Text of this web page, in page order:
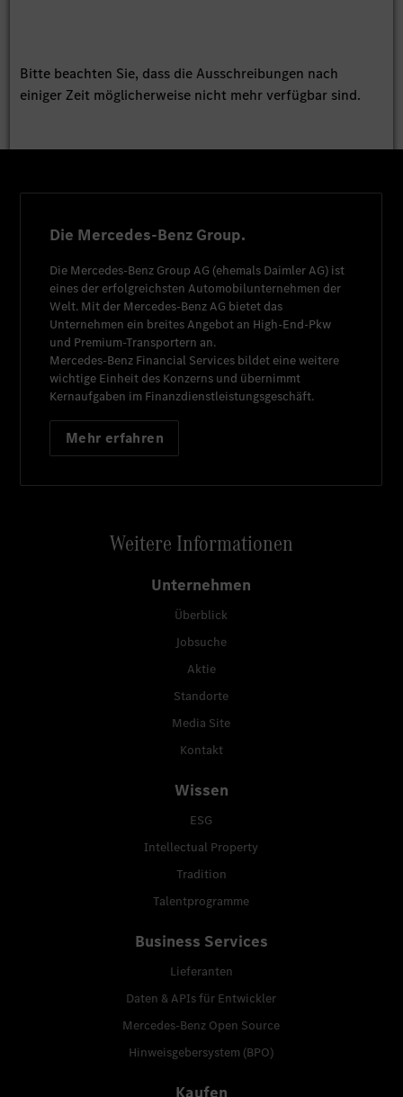
Bitte beachten Sie, dass die Ausschreibungen nach
einiger Zeit möglicherweise nicht mehr verfügbar sind.
Die Mercedes-Benz Group.
Die Mercedes-Benz Group AG (ehemals Daimler AG) ist
eines der erfolgreichsten Automobilunternehmen der
Welt. Mit der Mercedes-Benz AG bietet das
Unternehmen ein breites Angebot an High-End-Pkw
und Premium-Transportern an.
Mercedes-Benz Financial Services bildet eine weitere
wichtige Einheit des Konzerns und übernimmt
Kernaufgaben im Finanzdienstleistungsgeschäft.
Mehr erfahren
Weitere Informationen
Unternehmen
Überblick
Jobsuche
Aktie
Standorte
Media Site
Kontakt
Wissen
ESG
Intellectual Property
Tradition
Talentprogramme
Business Services
Lieferanten
Daten & APIs für Entwickler
Mercedes-Benz Open Source
Hinweisgebersystem (BPO)